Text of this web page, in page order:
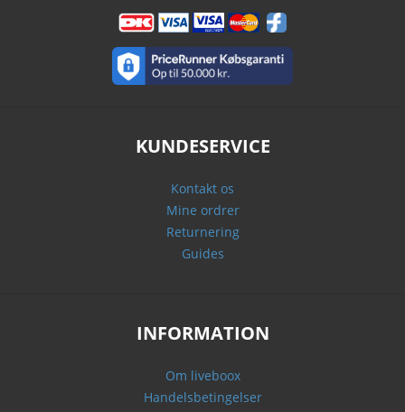
KUNDESERVICE
Kontakt os
Mine ordrer
Returnering
Guides
INFORMATION
Om liveboox
Handelsbetingelser